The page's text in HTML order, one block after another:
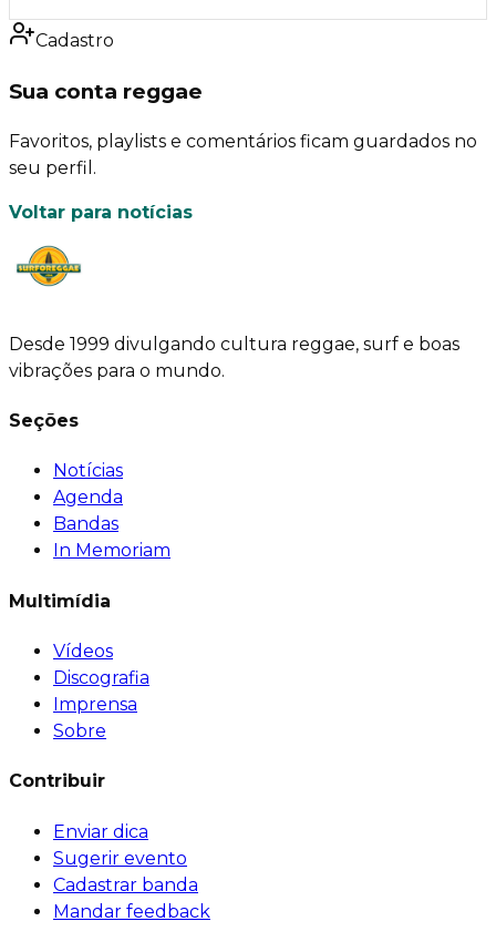
Cadastro
Sua conta reggae
Favoritos, playlists e comentários ficam guardados no
seu perfil.
Voltar para notícias
Desde 1999 divulgando cultura reggae, surf e boas
vibrações para o mundo.
Seções
Notícias
Agenda
Bandas
In Memoriam
Multimídia
Vídeos
Discografia
Imprensa
Sobre
Contribuir
Enviar dica
Sugerir evento
Cadastrar banda
Mandar feedback